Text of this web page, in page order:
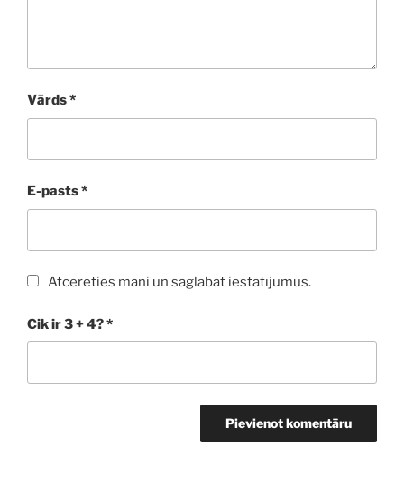
Vārds*
E-pasts*
Atcerēties mani un saglabāt iestatījumus.
Cik ir 3 + 4?*